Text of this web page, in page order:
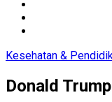
Kesehatan &
Donald